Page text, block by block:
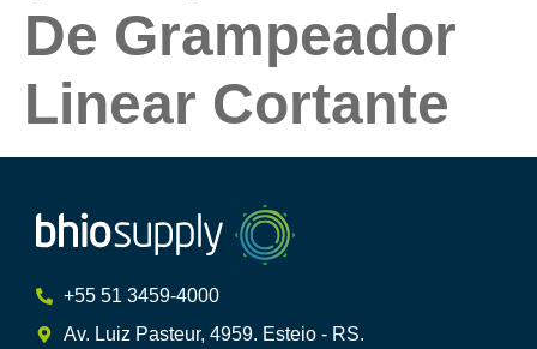
De Grampeador
Linear Cortante
+55 51 3459-4000
Av. Luiz Pasteur, 4959. Esteio - RS.